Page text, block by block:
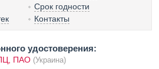
Срок годности
Контакты
удостоверения:
ПАО (Украина)